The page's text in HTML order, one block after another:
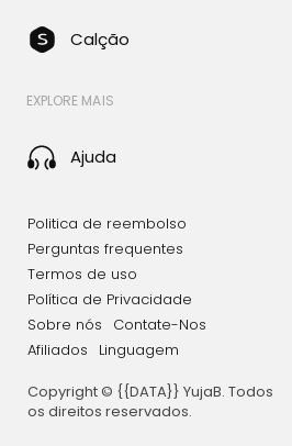
Calção
EXPLORE MAIS
Ajuda
Politica de reembolso
Perguntas frequentes
Termos de uso
Política de Privacidade
Sobre nós
Contate-Nos
Afiliados
Linguagem
Copyright © {{DATA}} YujaB. Todos
os direitos reservados.